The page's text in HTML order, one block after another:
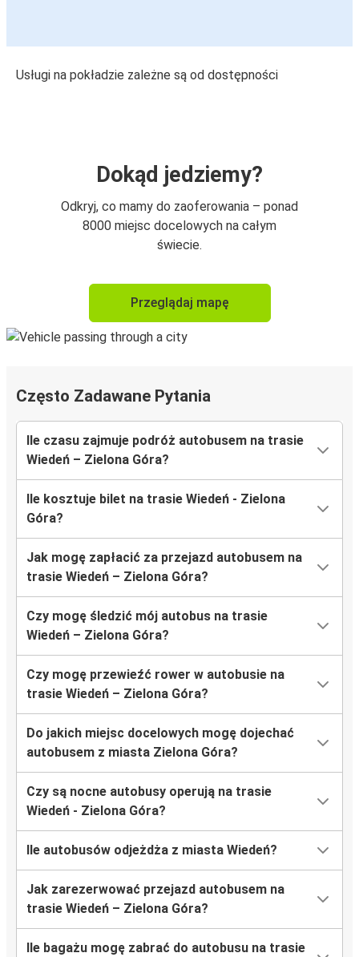
Usługi na pokładzie zależne są od dostępności
Dokąd jedziemy?
Odkryj, co mamy do zaoferowania – ponad
8000 miejsc docelowych na całym
świecie.
Przeglądaj mapę
Często Zadawane Pytania
Ile czasu zajmuje podróż autobusem na trasie
Wiedeń – Zielona Góra?
Ile kosztuje bilet na trasie Wiedeń - Zielona
Góra?
Jak mogę zapłacić za przejazd autobusem na
trasie Wiedeń – Zielona Góra?
Czy mogę śledzić mój autobus na trasie
Wiedeń – Zielona Góra?
Czy mogę przewieźć rower w autobusie na
trasie Wiedeń – Zielona Góra?
Do jakich miejsc docelowych mogę dojechać
autobusem z miasta Zielona Góra?
Czy są nocne autobusy operują na trasie
Wiedeń - Zielona Góra?
Ile autobusów odjeżdża z miasta Wiedeń?
Jak zarezerwować przejazd autobusem na
trasie Wiedeń – Zielona Góra?
Ile bagażu mogę zabrać do autobusu na trasie